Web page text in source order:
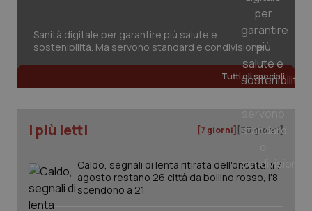
Sanità digitale per garantire più salute e
sostenibilità. Ma servono standard e condivisione
Tutti gli speciali
I più letti [7 giorni] [30 giorni]
Caldo, segnali di lenta ritirata dell'ondata: il 7
agosto restano 26 città da bollino rosso, l'8
scendono a 21